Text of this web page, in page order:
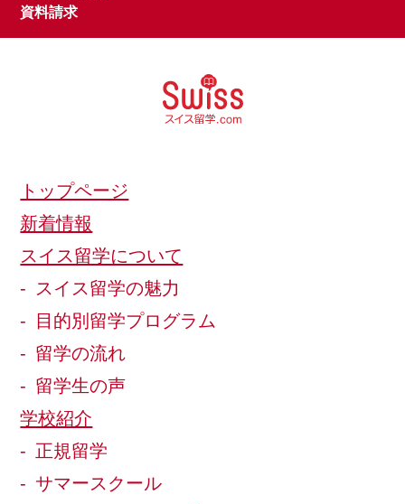
資料請求
トップページ
新着情報
スイス留学について
スイス留学の魅力
目的別留学プログラム
留学の流れ
留学生の声
学校紹介
正規留学
サマースクール